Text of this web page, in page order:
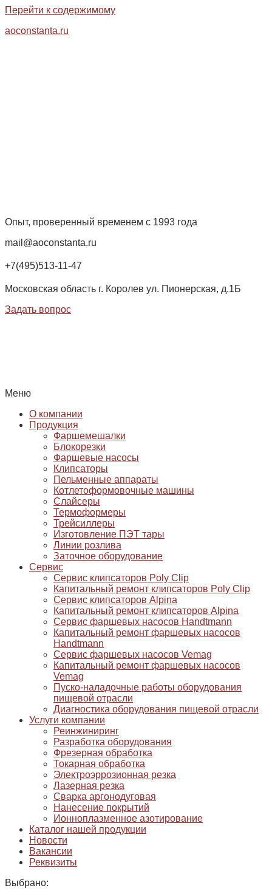
Перейти к содержимому
aoconstanta.ru
Опыт, проверенный временем с 1993 года
mail@aoconstanta.ru
+7(495)513-11-47
Московская область г. Королев ул. Пионерская, д.1Б
Задать вопрос
Меню
О компании
Продукция
Фаршемешалки
Блокорезки
Фаршевые насосы
Клипсаторы
Пельменные аппараты
Котлетоформовочные машины
Слайсеры
Термоформеры
Трейсиллеры
Изготовление ПЭТ тары
Линии розлива
Заточное оборудование
Сервис
Сервис клипсаторов Poly Clip
Капитальный ремонт клипсаторов Poly Clip
Сервис клипсаторов Alpina
Капитальный ремонт клипсаторов Alpina
Сервис фаршевых насосов Handtmann
Капитальный ремонт фаршевых насосов
Handtmann
Сервис фаршевых насосов Vemag
Капитальный ремонт фаршевых насосов
Vemag
Пуско-наладочные работы оборудования
пищевой отрасли
Диагностика оборудования пищевой отрасли
Услуги компании
Реинжиниринг
Разработка оборудования
Фрезерная обработка
Токарная обработка
Электроэррозионная резка
Лазерная резка
Сварка аргонодуговая
Нанесение покрытий
Ионноплазменное азотирование
Каталог нашей продукции
Новости
Вакансии
Реквизиты
Выбрано: